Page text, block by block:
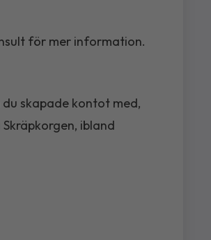
för mer information.
skapade kontot med,
ibland